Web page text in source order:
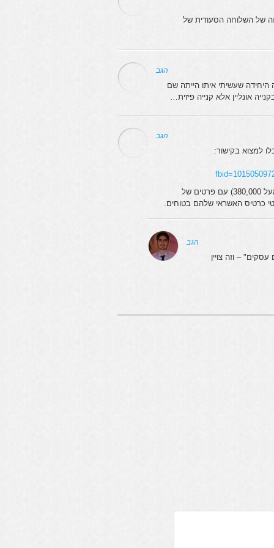
של השלוחה הסעודית של
שלי מופיע והקנייה היחידה שעשיתי איתו הייתה שם
אונליין אלא קנייה פיזית…
הגב
למצוא בקישור:
חשוב להדגיש – רוב מוחלט של הקבצים שנחשפו באינטרנט כוללים רשימות (מעל 380,000) עם פרטים של
כרטיס האשראי שלהם בטוחים.
הגב
– וזה צויין
הגב